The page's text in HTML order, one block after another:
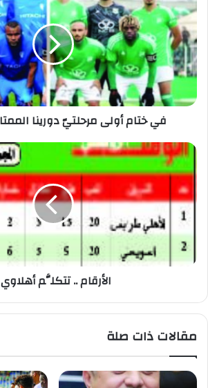
في ختام أولى مرحلتيّ دورينا
الأرقام .. تتكلَّم
مقالات ذات صلة